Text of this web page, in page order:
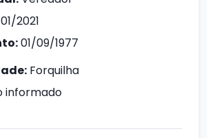
2021
01/09/1977
Forquilha
informado